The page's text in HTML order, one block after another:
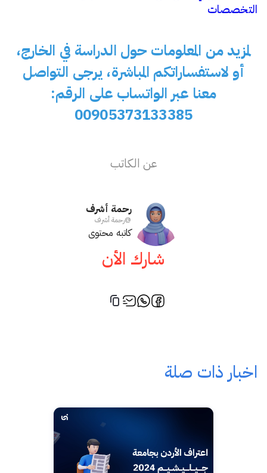
التخصصات
لمزيد من المعلومات حول الدراسة في الخارج،
أو لاستفساراتكم المباشرة، يرجى التواصل
معنا عبر الواتساب على الرقم:
00905373133385
عن الكاتب
رحمة أشرف
@رحمة أشرف
كاتبه محتوى
شارك الأن
اخبار ذات صلة